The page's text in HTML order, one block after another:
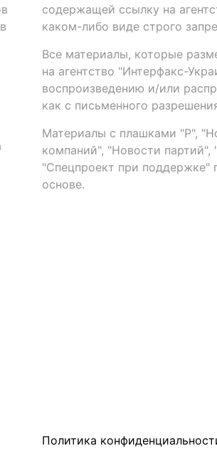
содержащей ссылку на
каком-либо виде строго
Все материалы, которые
на агентство "Интерфакс-
воспроизведению и/или
как с письменного
Материалы с плашками "Р",
компаний", "Новости партий",
"Спецпроект при поддержке"
основе.
Политика